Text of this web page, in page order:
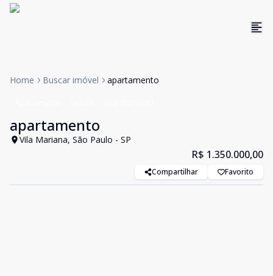
Home Buscar imóvel apartamento
apartamento
Vila Mariana, São Paulo - SP
R$ 1.350.000,00
Compartilhar Favorito